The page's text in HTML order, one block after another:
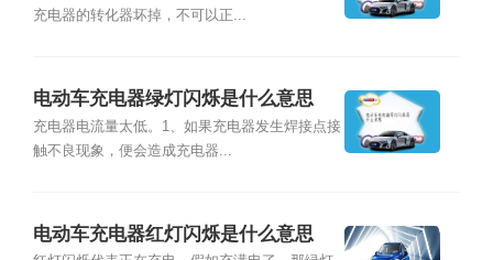
充电器的转化器坏掉，不可以正...
电动车充电器绿灯闪烁是什么意思
充电器电流量太低。1、如果充电器发生焊接点接
触不良现象，便会造成充电器...
电动车充电器红灯闪烁是什么意思